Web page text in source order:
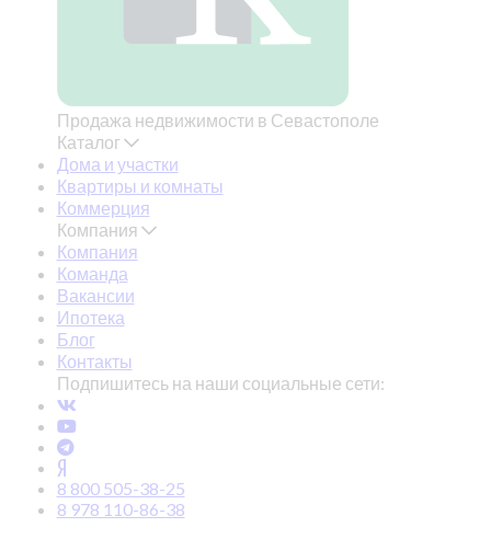
Продажа недвижимости в Севастополе
Каталог
Дома и участки
Квартиры и комнаты
Коммерция
Компания
Компания
Команда
Вакансии
Ипотека
Блог
Контакты
Подпишитесь на наши социальные сети:
8 800 505-38-25
8 978 110-86-38